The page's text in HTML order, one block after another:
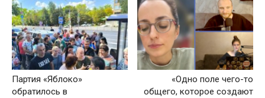
Партия «Яблоко»
обратилось в
«Одно поле чего-то
общего, которое создают